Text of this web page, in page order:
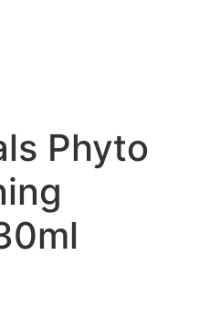
Phyto